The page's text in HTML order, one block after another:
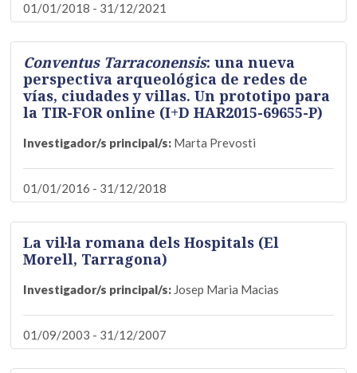
01/01/2018 - 31/12/2021
Conventus Tarraconensis: una nueva
perspectiva arqueológica de redes de
vías, ciudades y villas. Un prototipo para
la TIR-FOR online (I+D HAR2015-69655-P)
Investigador/s principal/s: Marta Prevosti
01/01/2016 - 31/12/2018
La vil·la romana dels Hospitals (El
Morell, Tarragona)
Investigador/s principal/s: Josep Maria Macias
01/09/2003 - 31/12/2007